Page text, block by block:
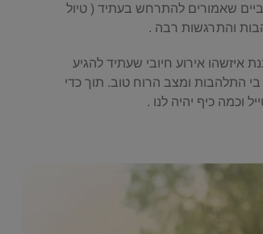
שאמורים להתרחש בעתיד ( טיול
והתרגשות רבה .
איזשהו אירוע חיובי שעתיד להגיע
התלהבות ומצב הרוח טוב. תוך כדי
וכמה כיף יהיה לנו .